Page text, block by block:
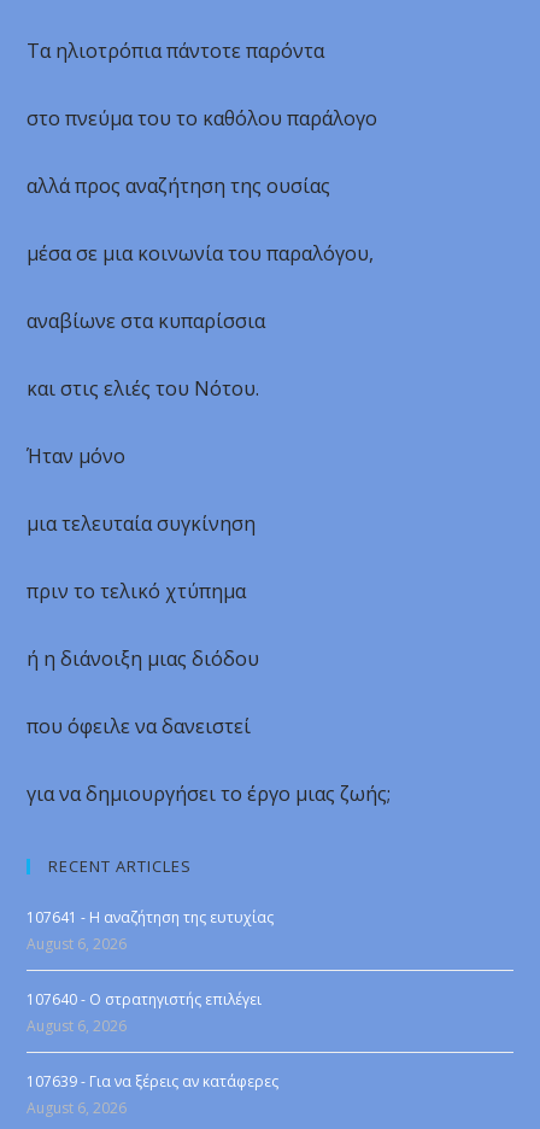
Τα ηλιοτρόπια πάντοτε παρόντα
στο πνεύμα του το καθόλου παράλογο
αλλά προς αναζήτηση της ουσίας
μέσα σε μια κοινωνία του παραλόγου,
αναβίωνε στα κυπαρίσσια
και στις ελιές του Νότου.
Ήταν μόνο
μια τελευταία συγκίνηση
πριν το τελικό χτύπημα
ή η διάνοιξη μιας διόδου
που όφειλε να δανειστεί
για να δημιουργήσει το έργο μιας ζωής;
RECENT ARTICLES
107641 - Η αναζήτηση της ευτυχίας
August 6, 2026
107640 - Ο στρατηγιστής επιλέγει
August 6, 2026
107639 - Για να ξέρεις αν κατάφερες
August 6, 2026